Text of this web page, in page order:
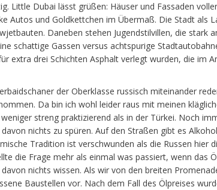
Little Dubai lässt grüßen: Häuser und Fassaden
Autos und Goldkettchen im Übermaß. Die Stadt als
Daneben stehen Jugendstilvillen, die stark
schattige Gassen versus achtspurige
drei Schichten Asphalt verlegt wurden, die im
der Oberklasse russisch miteinander
Da bin ich wohl leider raus mit meinen
streng praktizierend als in der Türkei. Noch
nichts zu spüren. Auf den Straßen gibt es
Tradition ist verschwunden als die Russen hier
die Frage mehr als einmal was passiert, wenn das
nichts wissen. Als wir von den breiten
Baustellen vor. Nach dem Fall des Ölpreises